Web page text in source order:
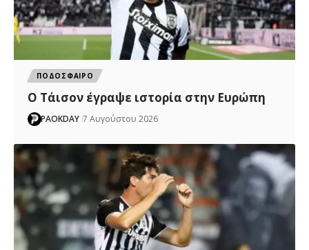
ΠΟΔΟΣΦΑΙΡΟ
Ο Τάισον έγραψε ιστορία στην Ευρώπη
PAOKDAY 7 Αυγούστου 2026